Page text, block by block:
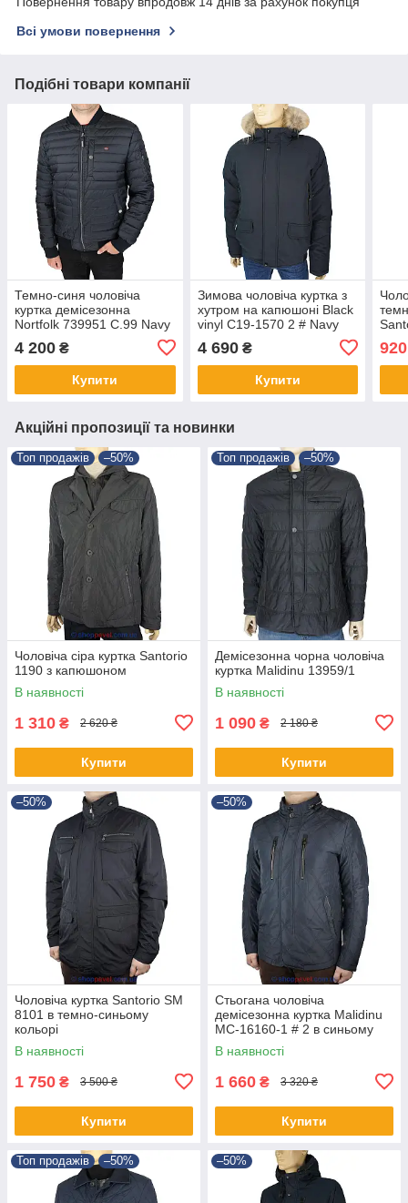
Всі умови повернення
Подібні товари компанії
Темно-синя чоловіча
куртка демісезонна
Nortfolk 739951 C.99 Navy
4 200 ₴
Купити
Зимова чоловіча куртка з
хутром на капюшоні Black
vinyl C19-1570 2 # Navy
4 690₴
Купити
920
Акційні пропозиції та новинки
Топ продажів –50%
Чоловіча сіра куртка Santorio
1190 з капюшоном
В наявності
1 310 ₴ 2 620 ₴
Купити
Топ продажів –50%
Демісезонна чорна чоловіча
куртка Malidinu 13959/1
В наявності
1 090 ₴ 2 180 ₴
Купити
–50%
Чоловіча куртка Santorio SM
8101 в темно-синьому
кольорі
В наявності
1 750 ₴ 3 500 ₴
Купити
–50%
Стьогана чоловіча
демісезонна куртка Malidinu
MC-16160-1 # 2 в синьому
кольорі
В наявності
1 660 ₴ 3 320 ₴
Купити
Топ продажів –50% –50%